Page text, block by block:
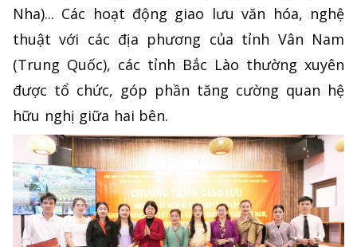
Nha)... Các hoạt động giao lưu văn hóa, nghệ
thuật với các địa phương của tỉnh Vân Nam
(Trung Quốc), các tỉnh Bắc Lào thường xuyên
được tổ chức, góp phần tăng cường quan hệ
hữu nghị giữa hai bên.